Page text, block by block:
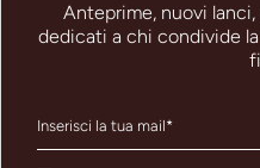
Anteprime, nuovi
dedicati a chi condivide